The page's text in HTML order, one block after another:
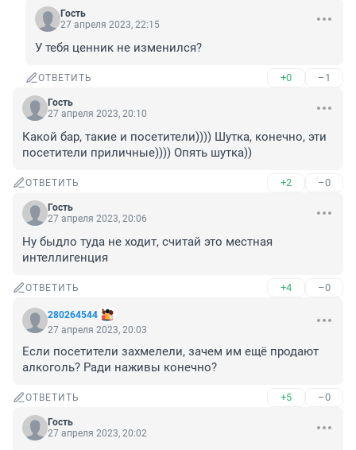
Гость
27 апреля 2023, 22:15
У тебя ценник не изменился?
ОТВЕТИТЬ +0 –1
Гость
27 апреля 2023, 20:10
Какой бар, такие и посетители)))) Шутка, конечно, эти
посетители приличные)))) Опять шутка))
ОТВЕТИТЬ +2 –0
Гость
27 апреля 2023, 20:06
Ну быдло туда не ходит, считай это местная
интеллигенция
ОТВЕТИТЬ +4 –0
280264544
27 апреля 2023, 20:03
Если посетители захмелели, зачем им ещё продают
алкоголь? Ради наживы конечно?
ОТВЕТИТЬ +5 –0
Гость
27 апреля 2023, 20:02